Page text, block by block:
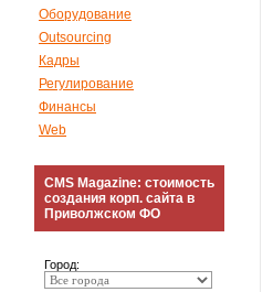
Оборудование
Outsourcing
Кадры
Регулирование
Финансы
Web
CMS Magazine: стоимость
создания корп. сайта в
Приволжском ФО
Город: